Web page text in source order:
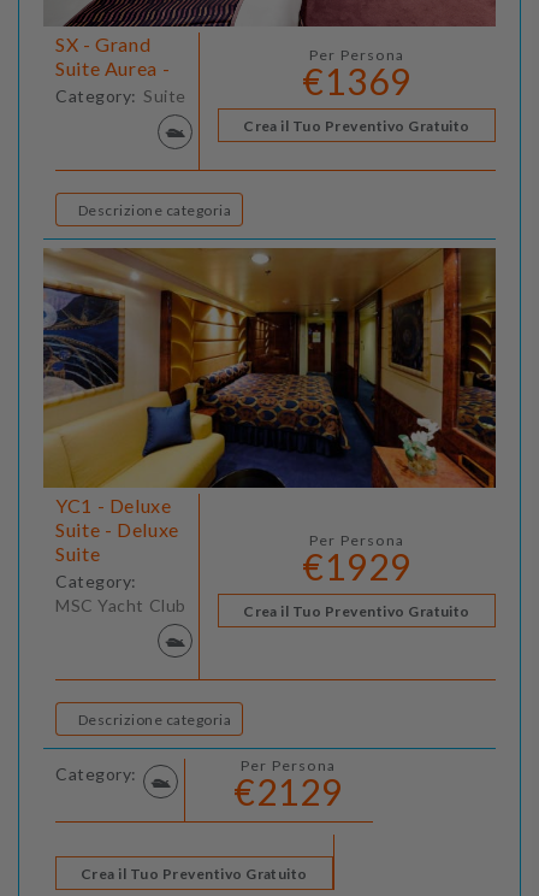
SX - Grand
Suite Aurea -
Category: Suite
Per Persona
€1369
Crea il Tuo Preventivo Gratuito
Descrizione categoria
YC1 - Deluxe
Suite - Deluxe
Suite
Category:
MSC Yacht Club
Per Persona
€1929
Crea il Tuo Preventivo Gratuito
Descrizione categoria
Category: Per Persona
€2129
Crea il Tuo Preventivo Gratuito